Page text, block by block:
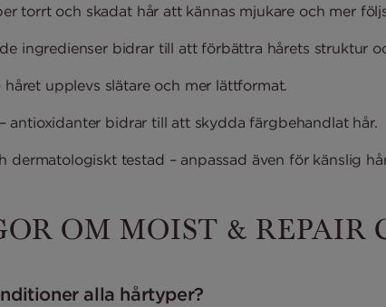
torrt och skadat hår att kännas mjukare och mer
ingredienser bidrar till att förbättra hårets struktur
håret upplevs slätare och mer lättformat.
antioxidanter bidrar till att skydda färgbehandlat hår.
dermatologiskt testad – anpassad även för känslig
OM MOIST & REPAIR
alla hårtyper?